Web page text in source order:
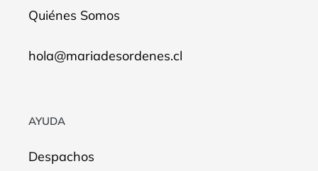
Quiénes Somos
hola@mariadesordenes.cl
AYUDA
Despachos